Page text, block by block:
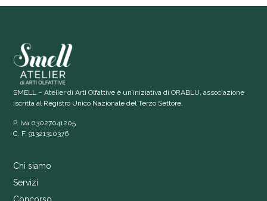
SMELL – Atelier di Arti Olfattive è un’iniziativa di ORABLU, associazione
iscritta al Registro Unico Nazionale del Terzo Settore.
P. Iva 03027041205
C. F. 91321310376
Chi siamo
Servizi